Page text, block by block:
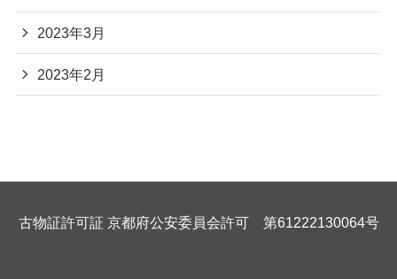
2023年3月
2023年2月
古物証許可証 京都府公安委員会許可 第61222130064号